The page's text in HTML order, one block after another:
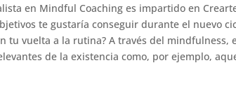
en Mindful Coaching es impartido en
te gustaría conseguir durante el nuevo
tu vuelta a la rutina? A través del mindfulness,
de la existencia como, por ejemplo,